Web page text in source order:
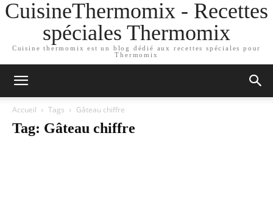
CuisineThermomix - Recettes
spéciales Thermomix
Cuisine thermomix est un blog dédié aux recettes spéciales pour
Thermomix
Accueil Tags Gâteau chiffre
Tag: Gâteau chiffre